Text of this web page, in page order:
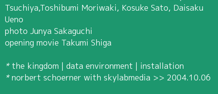
Tsuchiya,Toshibumi Moriwaki, Kosuke Sato, Daisaku
Ueno
photo Junya Sakaguchi
opening movie Takumi Shiga
*the kingdom | data environment | installation
*norbert schoerner with skylabmedia >> 2004.10.06